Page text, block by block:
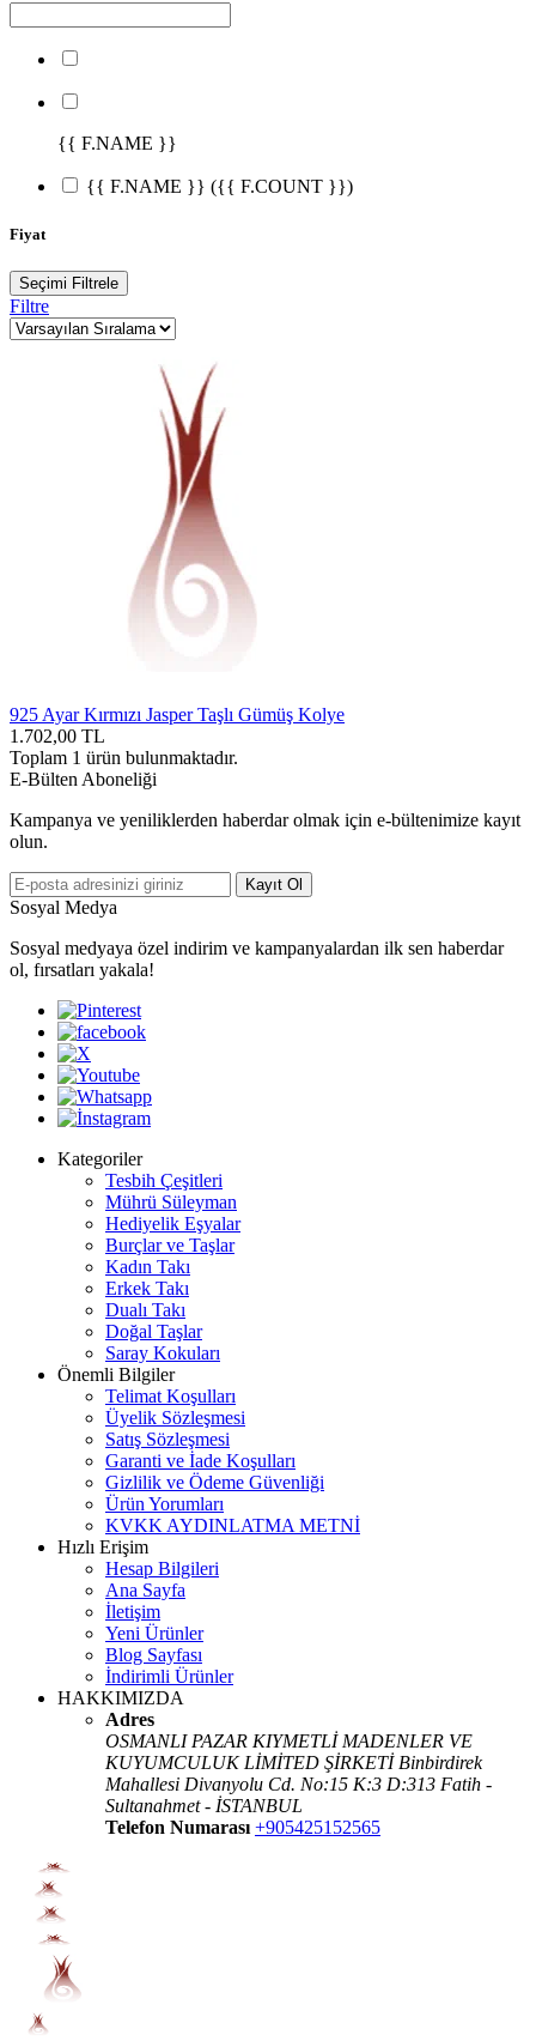
{{ F.NAME }}
{{ F.NAME }} ({{ F.COUNT }})
Fiyat
Seçimi Filtrele
Filtre
925 Ayar Kırmızı Jasper Taşlı Gümüş Kolye
1.702,00 TL
Toplam 1 ürün bulunmaktadır.
E-Bülten Aboneliği
Kampanya ve yeniliklerden haberdar olmak için e-bültenimize kayıt
olun.
Kayıt Ol
Sosyal Medya
Sosyal medyaya özel indirim ve kampanyalardan ilk sen haberdar
ol, fırsatları yakala!
Kategoriler
Tesbih Çeşitleri
Mührü Süleyman
Hediyelik Eşyalar
Burçlar ve Taşlar
Kadın Takı
Erkek Takı
Dualı Takı
Doğal Taşlar
Saray Kokuları
Önemli Bilgiler
Telimat Koşulları
Üyelik Sözleşmesi
Satış Sözleşmesi
Garanti ve İade Koşulları
Gizlilik ve Ödeme Güvenliği
Ürün Yorumları
KVKK AYDINLATMA METNİ
Hızlı Erişim
Hesap Bilgileri
Ana Sayfa
İletişim
Yeni Ürünler
Blog Sayfası
İndirimli Ürünler
HAKKIMIZDA
Adres
OSMANLI PAZAR KIYMETLİ MADENLER VE
KUYUMCULUK LİMİTED ŞİRKETİ Binbirdirek
Mahallesi Divanyolu Cd. No:15 K:3 D:313 Fatih -
Sultanahmet - İSTANBUL
Telefon Numarası +905425152565